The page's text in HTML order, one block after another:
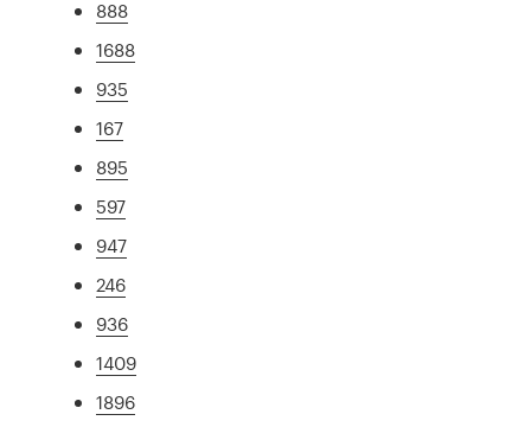
888
1688
935
167
895
597
947
246
936
1409
1896